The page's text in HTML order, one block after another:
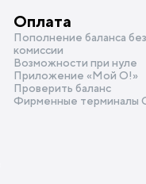
Оплата
Пополнение баланса без
комиссии
Возможности при нуле
Приложение «Мой О!»
Проверить баланс
Фирменные терминалы